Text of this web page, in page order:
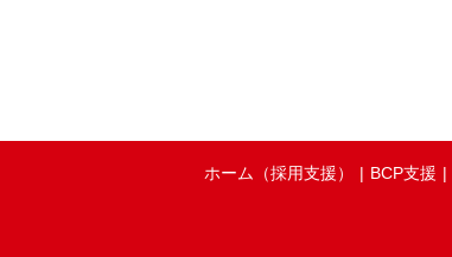
ホーム（採用支援） BCP支援